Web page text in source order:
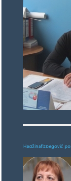
Hadžihafizbegović